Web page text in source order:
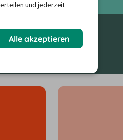
erteilen und jederzeit
Alle akzeptieren